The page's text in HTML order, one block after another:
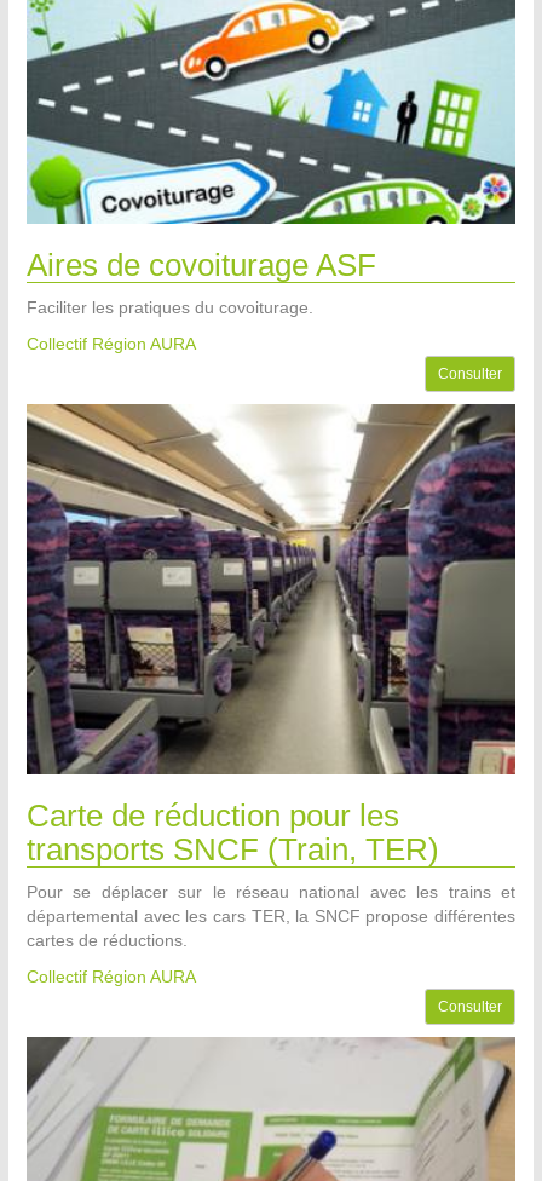
Aires de covoiturage ASF
Faciliter les pratiques du covoiturage.
Collectif Région AURA
Consulter
Carte de réduction pour les
transports SNCF (Train, TER)
Pour se déplacer sur le réseau national avec les trains et
départemental avec les cars TER, la SNCF propose différentes
cartes de réductions.
Collectif Région AURA
Consulter